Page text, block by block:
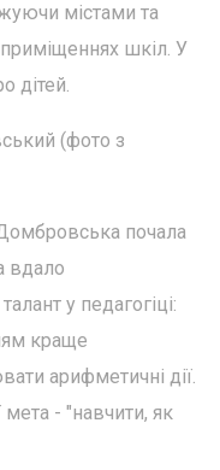
містами та
шкіл. У
дітей.
(фото з
почала
вдало
у педагогіці:
краще
арифметичні дії.
мета - "навчити, як